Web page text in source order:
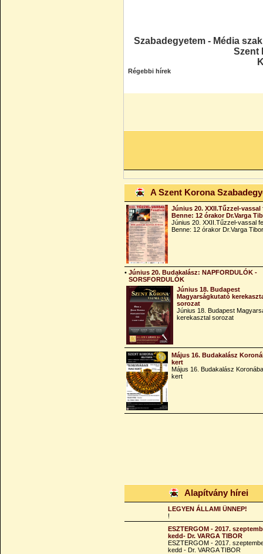
Szabadegyetem - Média
Szent
Régebbi hírek
A Szent Korona
Június 20. XXII.Tűzzel-
Benne: 12 órakor Dr.Varga
Június 20. XXII.Tűzzel-vassal
Benne: 12 órakor Dr.Varga Tibor
• Június 20. Budakalász: NAPFORDULÓK -
SORSFORDULÓK
Június 18. Budapest
Magyarságkutató
sorozat
Június 18. Budapest
kerekasztal sorozat
Május 16. Budakalász
kert
Május 16. Budakalász
kert
Alapítvány hírei
LEGYEN ÁLLAMI ÜNNEP!
!
ESZTERGOM - 2017.
kedd- Dr. VARGA TIBOR
ESZTERGOM - 2017.
kedd - Dr. VARGA TIBOR